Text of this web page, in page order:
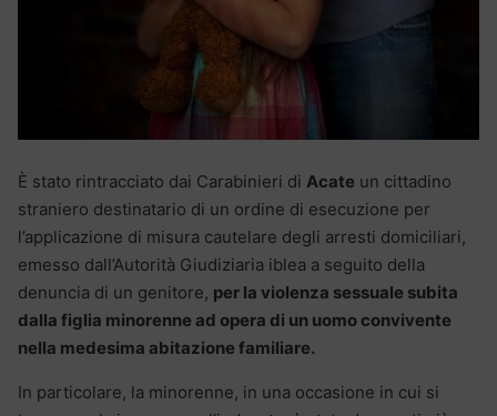
È stato rintracciato dai Carabinieri di Acate un cittadino
straniero destinatario di un ordine di esecuzione per
l’applicazione di misura cautelare degli arresti domiciliari,
emesso dall’Autorità Giudiziaria iblea a seguito della
denuncia di un genitore, per la violenza sessuale subita
dalla figlia minorenne ad opera di un uomo convivente
nella medesima abitazione familiare.
In particolare, la minorenne, in una occasione in cui si